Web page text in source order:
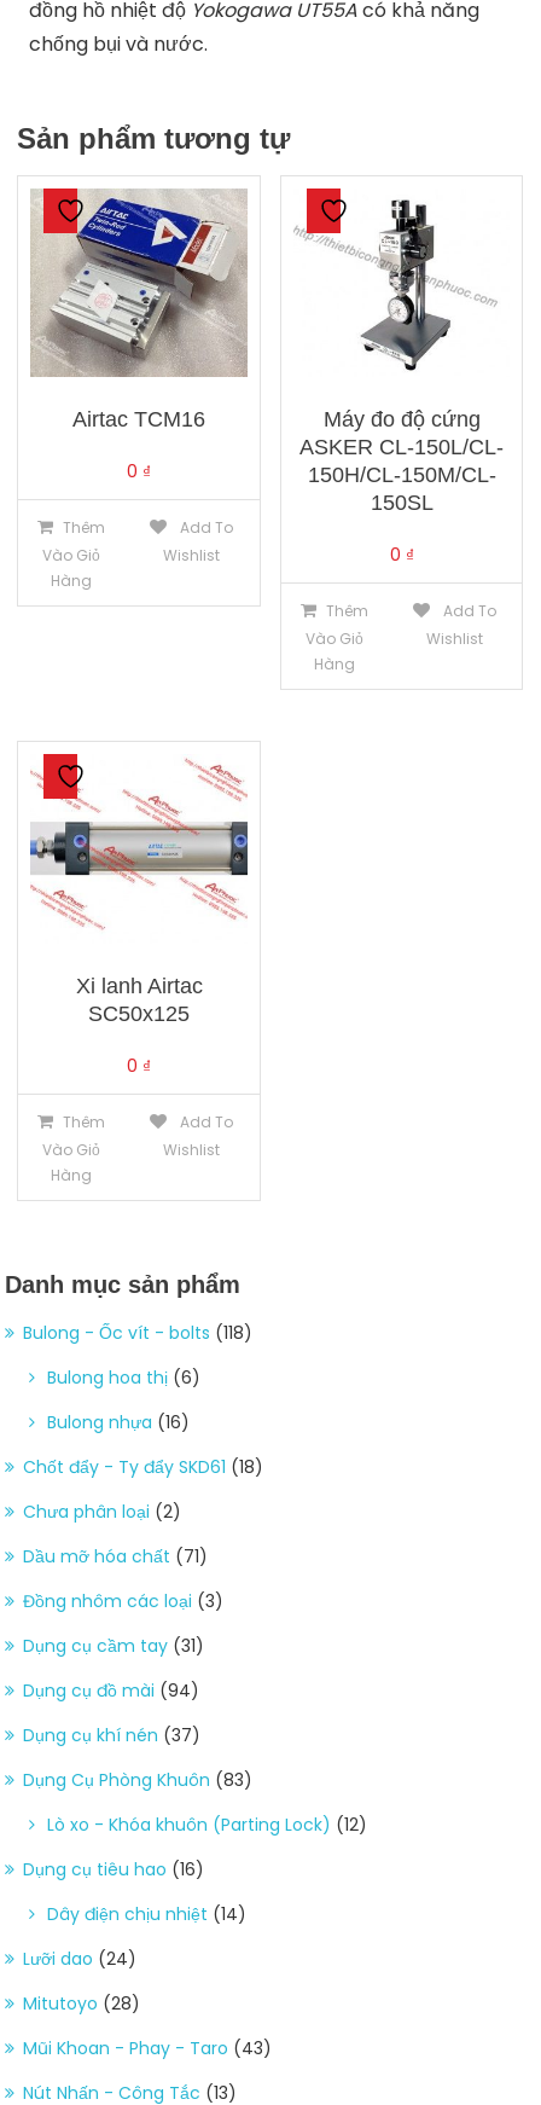
đồng hồ nhiệt độ Yokogawa UT55Acó khả năng
chống bụi và nước.
Sản phẩm tương tự
Airtac TCM16
0 ₫
Thêm
Vào Giỏ
Hàng
Add To
Wishlist
Máy đo độ cứng
ASKER CL-150L/CL-
150H/CL-150M/CL-
150SL
0 ₫
Thêm
Vào Giỏ
Hàng
Add To
Wishlist
Xi lanh Airtac
SC50x125
0 ₫
Thêm
Vào Giỏ
Hàng
Add To
Wishlist
Danh mục sản phẩm
Bulong - Ốc vít - bolts (118)
Bulong hoa thị (6)
Bulong nhựa (16)
Chốt đẩy - Ty đẩy SKD61 (18)
Chưa phân loại (2)
Dầu mỡ hóa chất (71)
Đồng nhôm các loại (3)
Dụng cụ cầm tay (31)
Dụng cụ đồ mài (94)
Dụng cụ khí nén (37)
Dụng Cụ Phòng Khuôn (83)
Lò xo - Khóa khuôn (Parting Lock) (12)
Dụng cụ tiêu hao (16)
Dây điện chịu nhiệt (14)
Lưỡi dao (24)
Mitutoyo (28)
Mũi Khoan - Phay - Taro (43)
Nút Nhấn - Công Tắc (13)